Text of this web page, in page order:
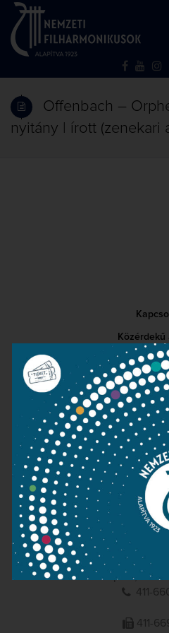
Offenbach –
nyitány | írott (zenekari
Közérdekű
1095 Budapest,
411-
411-